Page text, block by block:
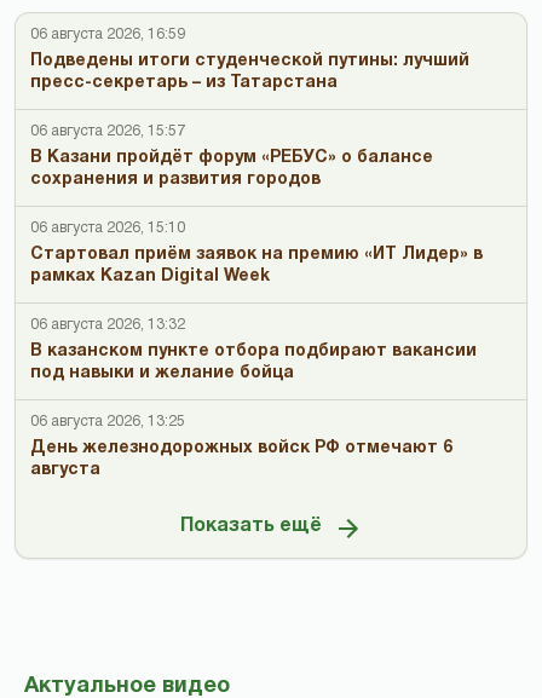
06 августа 2026, 16:59
Подведены итоги студенческой путины: лучший
пресс-секретарь – из Татарстана
06 августа 2026, 15:57
В Казани пройдёт форум «РЕБУС» о балансе
сохранения и развития городов
06 августа 2026, 15:10
Стартовал приём заявок на премию «ИТ Лидер» в
рамках Kazan Digital Week
06 августа 2026, 13:32
В казанском пункте отбора подбирают вакансии
под навыки и желание бойца
06 августа 2026, 13:25
День железнодорожных войск РФ отмечают 6
августа
Показать ещё
Актуальное видео